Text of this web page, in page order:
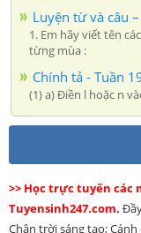
Luyện từ và câu
1. Em hãy viết tên
từng mùa :
Chính tả - Tuần
(1) a) Điền l hoặc n
>> Học trực tuyến các
Tuyensinh247.com.
Chân trời sáng tạo;